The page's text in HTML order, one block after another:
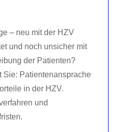
– neu mit der HZV
und noch unsicher mit
der Patienten?
Sie: Patientenansprache
in der HZV.
und